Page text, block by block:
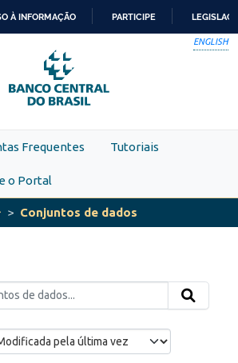
PARA
O
CONTEÚDO
À INFORMAÇÃO PARTICIPE
ENGLISH
Frequentes Tutoriais
o Portal
Conjuntos de dados